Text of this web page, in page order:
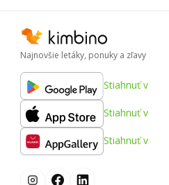
Najnovšie letáky, ponuky a zľavy
Stiahnuť v
Stiahnuť v
Stiahnuť v